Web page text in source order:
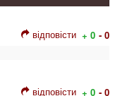
відповісти + 0 - 0
відповісти + 0 - 0